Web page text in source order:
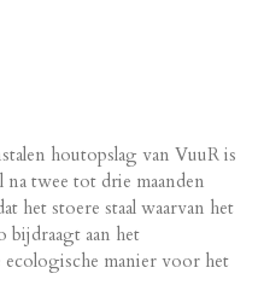
houtopslag van VuuR is
twee tot drie maanden
het stoere staal waarvan het
bijdraagt aan het
manier voor het